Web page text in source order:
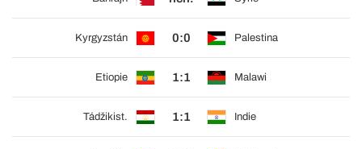
Kyrgyzstán 0:0 Palestina
Etiopie 1:1 Malawi
Tádžikist. 1:1 Indie